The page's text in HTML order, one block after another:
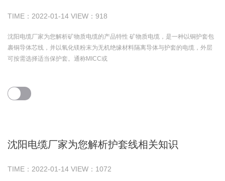
TIME： 2022-01-14 VIEW： 918
沈阳电缆厂家为您解析矿物质电缆的产品特性 矿物质电缆，是一种以铜护套包
裹铜导体芯线，并以氧化镁粉末为无机绝缘材料隔离导体与护套的电缆，外层
可按需选择适当保护套。通称MICC或
沈阳电缆厂家为您解析护套线相关知识
TIME： 2022-01-14 VIEW： 1072